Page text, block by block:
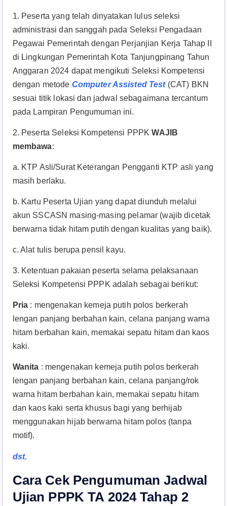
1. Peserta yang telah dinyatakan lulus seleksi
administrasi dan sanggah pada Seleksi Pengadaan
Pegawai Pemerintah dengan Perjanjian Kerja Tahap II
di Lingkungan Pemerintah Kota Tanjungpinang Tahun
Anggaran 2024 dapat mengikuti Seleksi Kompetensi
dengan metode Computer Assisted Test (CAT) BKN
sesuai titik lokasi dan jadwal sebagaimana tercantum
pada Lampiran Pengumuman ini.
2. Peserta Seleksi Kompetensi PPPKWAJIB
membawa:
a. KTP Asli/Surat Keterangan Pengganti KTP asli yang
masih berlaku.
b. Kartu Peserta Ujian yang dapat diunduh melalui
akun SSCASN masing-masing pelamar (wajib dicetak
berwarna tidak hitam putih dengan kualitas yang baik).
c. Alat tulis berupa pensil kayu.
3. Ketentuan pakaian peserta selama pelaksanaan
Seleksi Kompetensi PPPK adalah sebagai berikut:
Pria : mengenakan kemeja putih polos berkerah
lengan panjang berbahan kain, celana panjang warna
hitam berbahan kain, memakai sepatu hitam dan kaos
kaki.
Wanita : mengenakan kemeja putih polos berkerah
lengan panjang berbahan kain, celana panjang/rok
warna hitam berbahan kain, memakai sepatu hitam
dan kaos kaki serta khusus bagi yang berhijab
menggunakan hijab berwarna hitam polos (tanpa
motif).
dst.
Cara Cek Pengumuman Jadwal
Ujian PPPK TA 2024 Tahap 2